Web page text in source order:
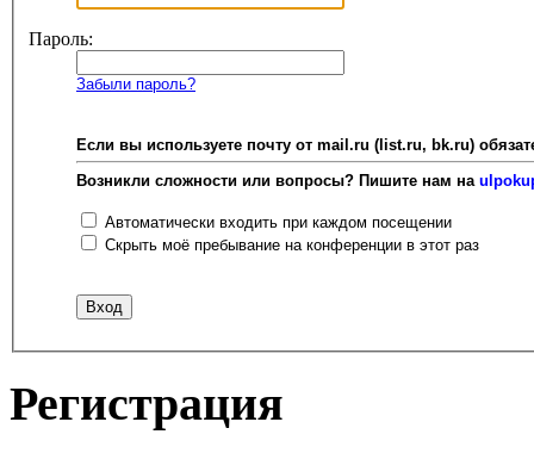
Пароль:
Забыли пароль?
Если вы используете почту от mail.ru (list.ru, bk.ru)
Возникли сложности или вопросы? Пишите нам на
Автоматически входить при каждом посещении
Скрыть моё пребывание на конференции в этот раз
Регистрация